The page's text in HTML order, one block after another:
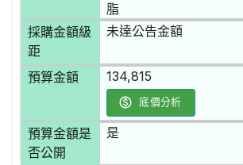
脂
採購金額級
距
未達公告金額
預算金額 134,815
底價分析
預算金額是
否公開
是